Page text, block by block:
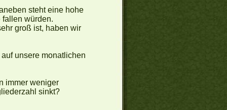
steht eine hohe
würden.
groß ist, haben wir
unsere monatlichen
immer weniger
sinkt?